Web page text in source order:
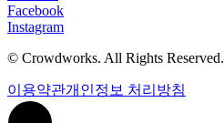
Facebook
Instagram
© Crowdworks. All Rights Reserved.
이용약관개인정보 처리방침